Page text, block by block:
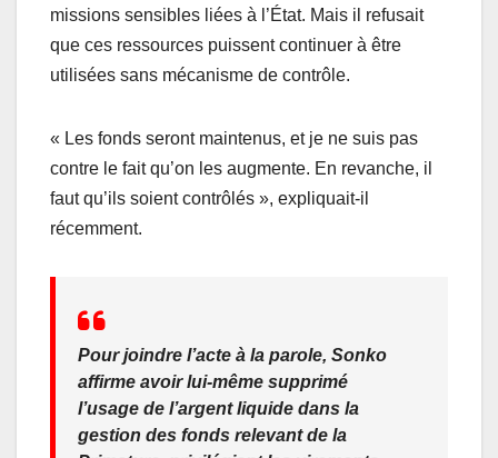
missions sensibles liées à l’État. Mais il refusait
que ces ressources puissent continuer à être
utilisées sans mécanisme de contrôle.
« Les fonds seront maintenus, et je ne suis pas
contre le fait qu’on les augmente. En revanche, il
faut qu’ils soient contrôlés », expliquait-il
récemment.
Pour joindre l’acte à la parole, Sonko
affirme avoir lui-même supprimé
l’usage de l’argent liquide dans la
gestion des fonds relevant de la